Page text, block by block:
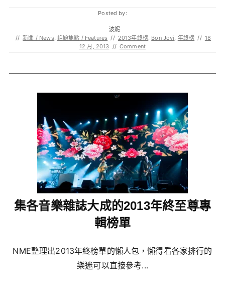
Posted by:
波妮
// 新聞 / News, 話題焦點 / Features // 2013年終榜, Bon Jovi, 年終榜 // 18
12 月, 2013 // Comment
集各音樂雜誌大成的2013年終至尊專
輯榜單
NME整理出2013年終榜單的懶人包，懶得看各家排行的
樂迷可以直接參考...